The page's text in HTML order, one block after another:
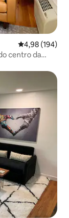
4,98 de uma
4,98 (194)
centro da